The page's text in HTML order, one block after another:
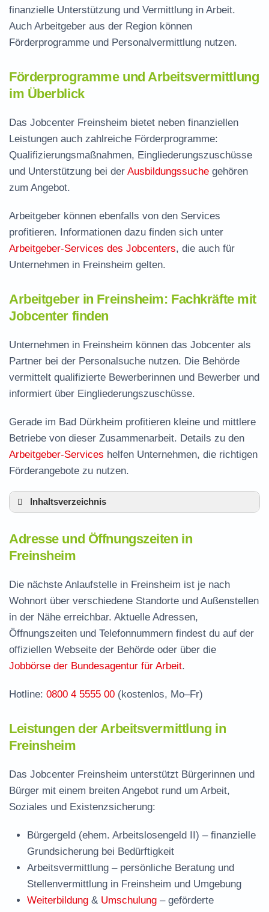
finanzielle Unterstützung und Vermittlung in Arbeit.
Auch Arbeitgeber aus der Region können
Förderprogramme und Personalvermittlung nutzen.
Förderprogramme und Arbeitsvermittlung
im Überblick
Das Jobcenter Freinsheim bietet neben finanziellen
Leistungen auch zahlreiche Förderprogramme:
Qualifizierungsmaßnahmen, Eingliederungszuschüsse
und Unterstützung bei der Ausbildungssuche gehören
zum Angebot.
Arbeitgeber können ebenfalls von den Services
profitieren. Informationen dazu finden sich unter
Arbeitgeber-Services des Jobcenters, die auch für
Unternehmen in Freinsheim gelten.
Arbeitgeber in Freinsheim: Fachkräfte mit
Jobcenter finden
Unternehmen in Freinsheim können das Jobcenter als
Partner bei der Personalsuche nutzen. Die Behörde
vermittelt qualifizierte Bewerberinnen und Bewerber und
informiert über Eingliederungszuschüsse.
Gerade im Bad Dürkheim profitieren kleine und mittlere
Betriebe von dieser Zusammenarbeit. Details zu den
Arbeitgeber-Services helfen Unternehmen, die richtigen
Förderangebote zu nutzen.
Inhaltsverzeichnis
Leistungen der Arbeitsvermittlung in
Freinsheim
Termin vereinbaren und Bürgergeld beantragen
Jobcenter Bad Dürkheim – zuständige Stelle
Häufige Fragen rund ums Jobcenter
Adresse und Öffnungszeiten in
Freinsheim
Die nächste Anlaufstelle in Freinsheim ist je nach
Wohnort über verschiedene Standorte und Außenstellen
in der Nähe erreichbar. Aktuelle Adressen,
Öffnungszeiten und Telefonnummern findest du auf der
offiziellen Webseite der Behörde oder über die
Jobbörse der Bundesagentur für Arbeit.
Hotline: 0800 4 5555 00 (kostenlos, Mo–Fr)
Leistungen der Arbeitsvermittlung in
Freinsheim
Das Jobcenter Freinsheim unterstützt Bürgerinnen und
Bürger mit einem breiten Angebot rund um Arbeit,
Soziales und Existenzsicherung:
Bürgergeld (ehem. Arbeitslosengeld II) – finanzielle
Grundsicherung bei Bedürftigkeit
Arbeitsvermittlung – persönliche Beratung und
Stellenvermittlung in Freinsheim und Umgebung
Weiterbildung & Umschulung – geförderte